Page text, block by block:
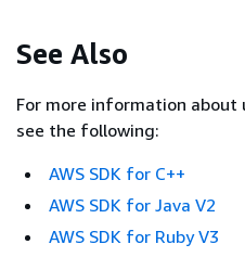
See Also
For more information about
see the following:
AWS SDK for C++
AWS SDK for Java V2
AWS SDK for Ruby V3